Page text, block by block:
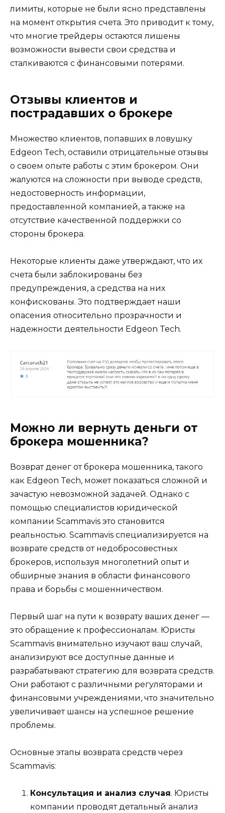
лимиты, которые не были ясно представлены
на момент открытия счета. Это приводит к тому,
что многие трейдеры остаются лишены
возможности вывести свои средства и
сталкиваются с финансовыми потерями.
Отзывы клиентов и
пострадавших о брокере
Множество клиентов, попавших в ловушку
Edgeon Tech, оставили отрицательные отзывы
о своем опыте работы с этим брокером. Они
жалуются на сложности при выводе средств,
недостоверность информации,
предоставленной компанией, а также на
отсутствие качественной поддержки со
стороны брокера.
Некоторые клиенты даже утверждают, что их
счета были заблокированы без
предупреждения, а средства на них
конфискованы. Это подтверждает наши
опасения относительно прозрачности и
надежности деятельности Edgeon Tech.
Можно ли вернуть деньги от
брокера мошенника?
Возврат денег от брокера мошенника, такого
как Edgeon Tech, может показаться сложной и
зачастую невозможной задачей. Однако с
помощью специалистов юридической
компании Scammavis это становится
реальностью. Scammavis специализируется на
возврате средств от недобросовестных
брокеров, используя многолетний опыт и
обширные знания в области финансового
права и борьбы с мошенничеством.
Первый шаг на пути к возврату ваших денег —
это обращение к профессионалам. Юристы
Scammavis внимательно изучают ваш случай,
анализируют все доступные данные и
разрабатывают стратегию для возврата средств.
Они работают с различными регуляторами и
финансовыми учреждениями, что значительно
увеличивает шансы на успешное решение
проблемы.
Основные этапы возврата средств через
Scammavis:
Консультация и анализ случая. Юристы
компании проводят детальный анализ